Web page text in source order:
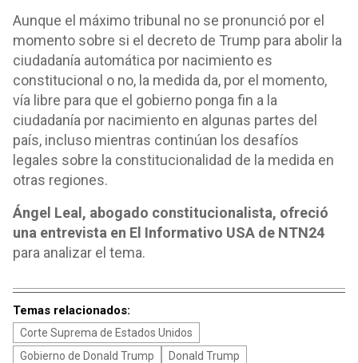
Aunque el máximo tribunal no se pronunció por el
momento sobre si el decreto de Trump para abolir la
ciudadanía automática por nacimiento es
constitucional o no, la medida da, por el momento,
vía libre para que el gobierno ponga fin a la
ciudadanía por nacimiento en algunas partes del
país, incluso mientras continúan los desafíos
legales sobre la constitucionalidad de la medida en
otras regiones.
Ángel Leal, abogado constitucionalista, ofreció
una entrevista en El Informativo USA de NTN24
para analizar el tema.
Temas relacionados:
Corte Suprema de Estados Unidos
Gobierno de Donald Trump
Donald Trump